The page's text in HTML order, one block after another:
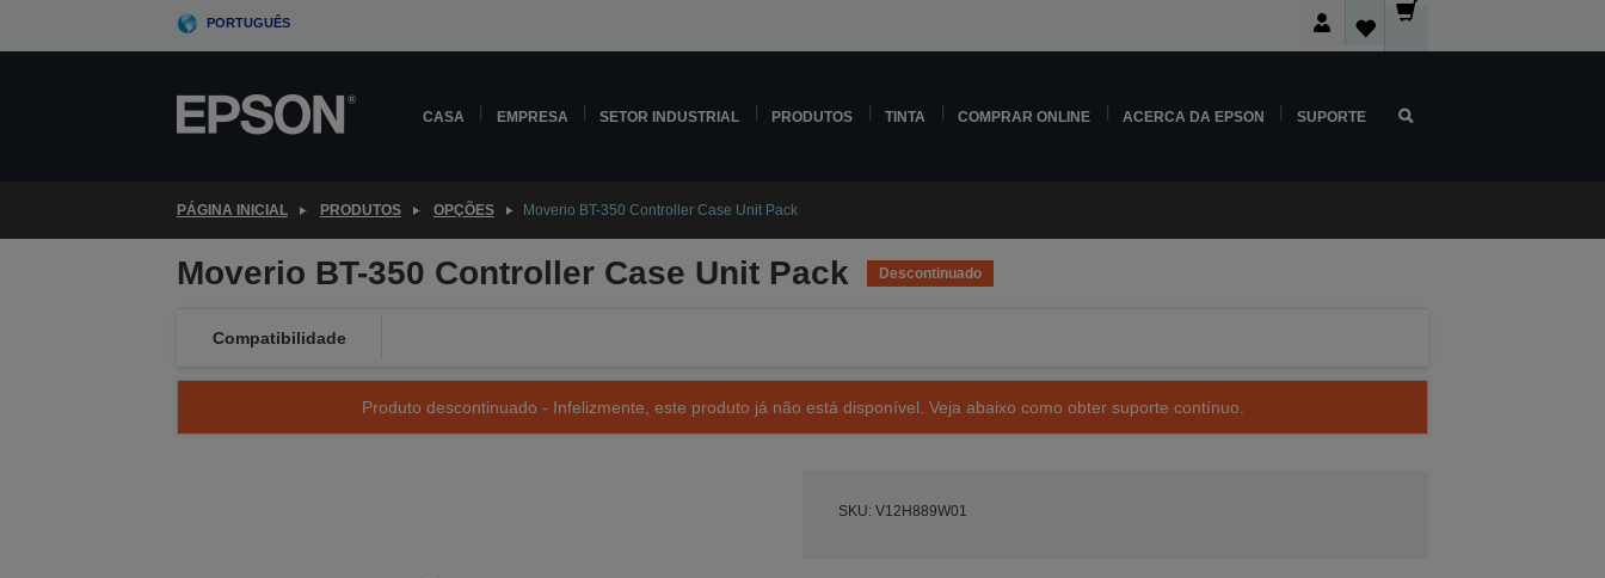
PORTUGUÊS
CASA EMPRESA SETOR INDUSTRIAL PRODUTOS TINTA COMPRAR ONLINE ACERCA DA EPSON SUPORTE
PÁGINA INICIAL PRODUTOS OPÇÕES Moverio BT-350 Controller Case Unit Pack
Moverio BT-350 Controller Case Unit Pack Descontinuado
Compatibilidade
Produto descontinuado - Infelizmente, este produto já não está disponível. Veja abaixo como obter suporte contínuo.
SKU: V12H889W01